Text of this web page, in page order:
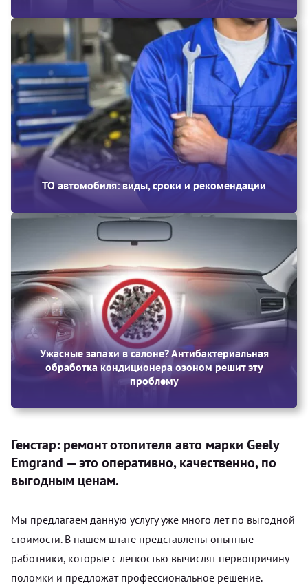
ТО автомобиля: виды, сроки и рекомендации
Ужасные запахи в салоне? Антибактериальная
обработка кондиционера озоном решит эту
проблему
Генстар: ремонт отопителя авто марки Geely
Emgrand — это оперативно, качественно, по
выгодным ценам.
Мы предлагаем данную услугу уже много лет по выгодной
стоимости. В нашем штате представлены опытные
работники, которые с легкостью вычислят первопричину
поломки и предложат профессиональное решение.